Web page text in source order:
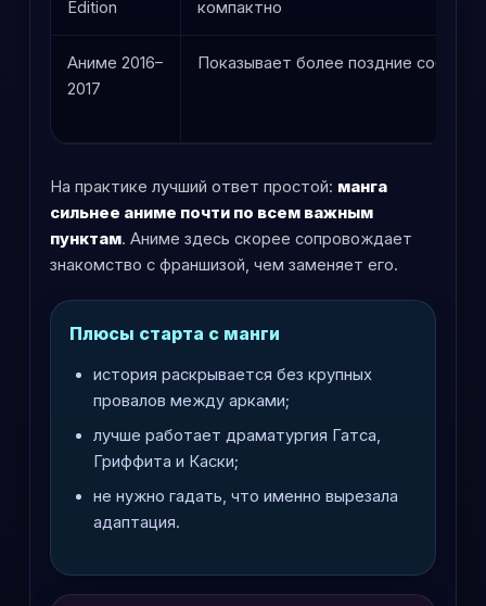
Edition компактно
Аниме 2016–
2017
Показывает более поздние события
На практике лучший ответ простой: манга
сильнее аниме почти по всем важным
пунктам. Аниме здесь скорее сопровождает
знакомство с франшизой, чем заменяет его.
Плюсы старта с манги
история раскрывается без крупных
провалов между арками;
лучше работает драматургия Гатса,
Гриффита и Каски;
не нужно гадать, что именно вырезала
адаптация.